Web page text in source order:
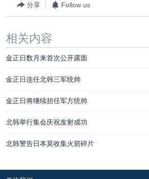
分享 Follow us
相关内容
金正日数月来首次公开露面
金正日连任北韩三军统帅
金正日将继续担任军方统帅
北韩举行集会庆祝发射成功
北韩警告日本莫收集火箭碎片